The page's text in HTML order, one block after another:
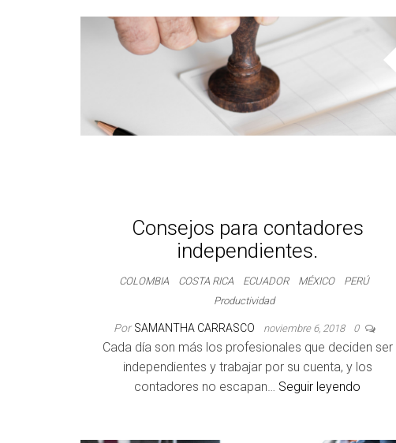
Consejos para contadores
independientes.
COLOMBIA COSTA RICA ECUADOR MÉXICO
PERÚ
Productividad
Por SAMANTHA CARRASCO noviembre 6, 2018 0
Cada día son más los profesionales que deciden ser
independientes y trabajar por su cuenta, y los
contadores no escapan… Seguir leyendo